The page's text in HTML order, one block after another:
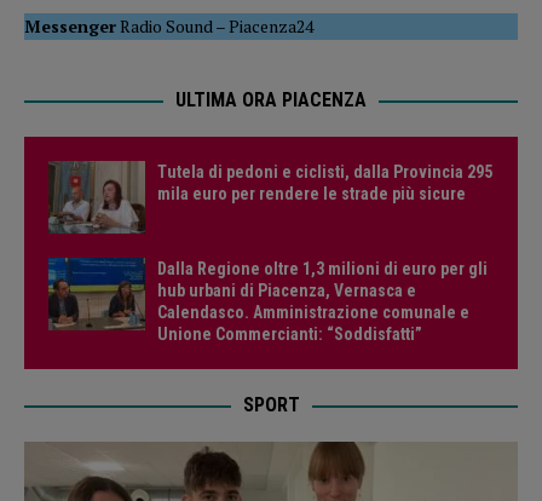
MessengerRadio Sound–Piacenza24
ULTIMA ORA PIACENZA
Tutela di pedoni e ciclisti, dalla Provincia 295
mila euro per rendere le strade più sicure
Dalla Regione oltre 1,3 milioni di euro per gli
hub urbani di Piacenza, Vernasca e
Calendasco. Amministrazione comunale e
Unione Commercianti: “Soddisfatti”
SPORT